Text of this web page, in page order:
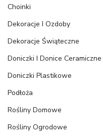
Choinki
Dekoracje I Ozdoby
Dekoracje Świąteczne
Doniczki I Donice Ceramiczne
Doniczki Plastikowe
Podłoża
Rośliny Domowe
Rośliny Ogrodowe